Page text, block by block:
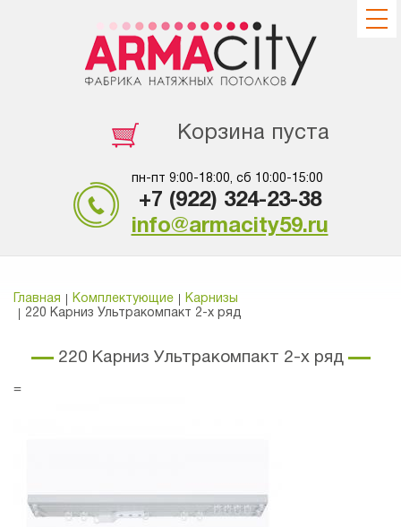
Корзина пуста
пн-пт 9:00-18:00, сб 10:00-15:00
+7 (922) 324-23-38
info@armacity59.ru
Главная Комплектующие
Карнизы
220 Карниз Ультракомпакт 2-х ряд
220 Карниз Ультракомпакт 2-х ряд
=